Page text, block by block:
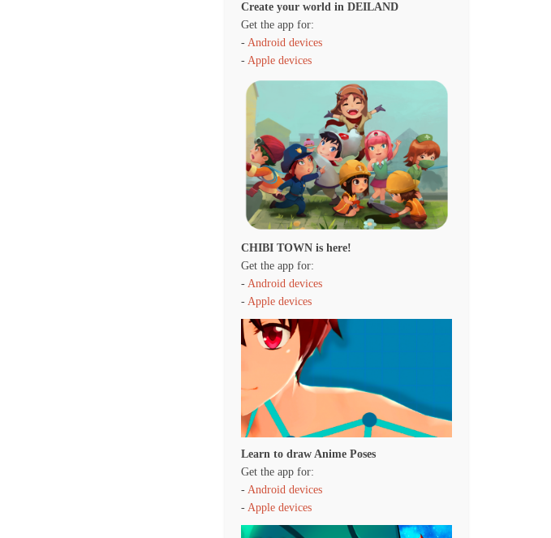
Create your world in DEILAND
Get the app for:
- Android devices
- Apple devices
CHIBI TOWN is here!
Get the app for:
- Android devices
- Apple devices
Learn to draw Anime Poses
Get the app for:
- Android devices
- Apple devices